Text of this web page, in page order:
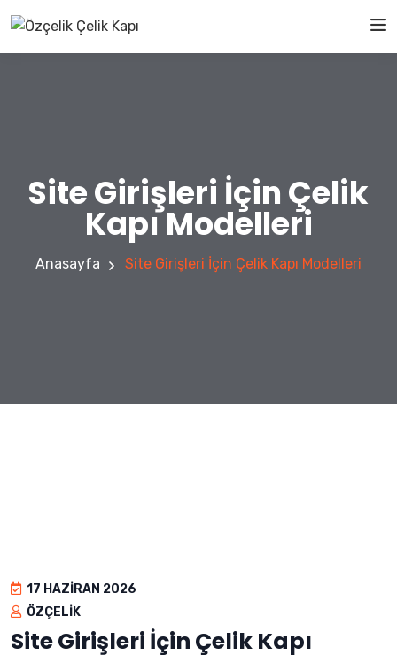
Site Girişleri İçin Çelik
Kapı Modelleri
Anasayfa Site Girişleri İçin Çelik Kapı Modelleri
17 HAZIRAN 2026
ÖZÇELIK
Site Girişleri İçin Çelik Kapı